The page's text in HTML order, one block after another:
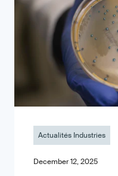
Actualités Industries
December 12, 2025